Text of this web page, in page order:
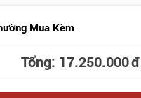
Mua Kèm
Tổng: 17.250.000đ